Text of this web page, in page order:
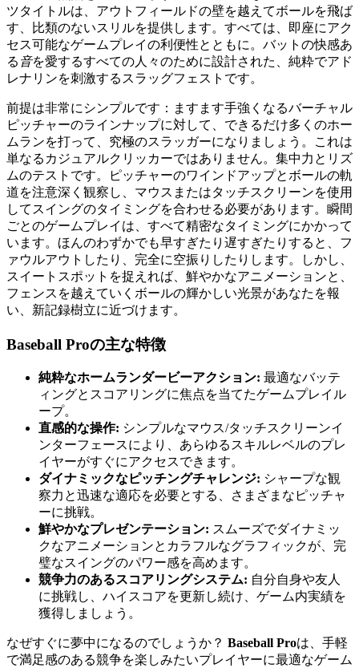
ツタイトルは、アウトフィールドの壁を越えてボールを飛ば
す、比類のないスリルを提供します。すべては、即座にアク
セス可能なゲームプレイの利便性とともに。バットの快感あ
る 音を愛するすべての人々のために設計された、純粋でアド
レナリンを刺激するスラッグフェストです。
前提は非常にシンプルです：ますます手強くなるバーチャル
ピッチャーのラインナップに対して、できるだけ多くのホー
ムランを打って、究極のスラッガーになりましょう。これは
単なるカジュアルクリッカーではありません。集中力とリズ
ムのテストです。ピッチャーのワインドアップとボールの軌
道を注意深く観察し、マウスまたはタッチスクリーンを使用
してスイングのタイミングを合わせる必要があります。瞬間
ごとのゲームプレイは、すべて精密なタイミングにかかって
います。ほんのわずかでも早すぎたり遅すぎたりすると、フ
ァウルアウトしたり、完全に空振りしたりします。しかし、
スイートスポットを捉えれば、鮮やかなアニメーションと、
フェンスを越えていくボールの輝かしい光景があなたを報
い、新記録樹立に近づけます。
Baseball Proの主な特徴
純粋なホームランダービーアクション: 最適なバッテ
ィングとスコアリングに焦点を当てたゲームプレイル
ープ。
直感的な操作: シンプルなマウス/タッチスクリーンイ
ンターフェースにより、あらゆるスキルレベルのプレ
イヤーがすぐにアクセスできます。
ダイナミックなピッチングチャレンジ: シャープな観
察力と迅速な適応を必要とする、さまざまなピッチャ
ーに挑戦。
鮮やかなプレゼンテーション: スムーズでダイナミッ
クなアニメーションとカラフルなグラフィックが、完
璧なスイングのパワー感を高めます。
競争力のあるスコアリングシステム: 自分自身や友人
に挑戦し、ハイスコアを更新し続け、ゲーム内実績を
獲得しましょう。
なぜすぐに夢中になるのでしょうか？ Baseball Proは、手軽
で満足感のある競争を楽しみたいプレイヤーに最適なゲーム